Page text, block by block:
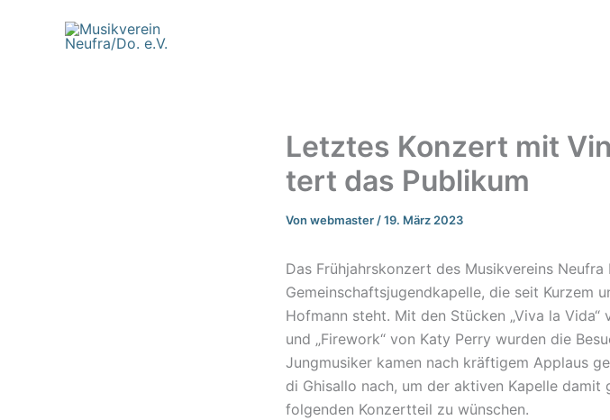
Letz­tes Konzert mit
tert das Publikum
Von webmaster /19. März 2023
Das Früh­jahrs­kon­zert des Musik­ver­eins
Gemein­schafts­ju­gend­ka­pel­le, die seit Kurzem
Hofmann steht. Mit den Stücken „Viva la
und „Fire­work“ von Katy Perry wurden die
Jung­mu­si­ker kamen nach kräf­ti­gem Applaus
di Ghisal­lo nach, um der akti­ven Kapel­le
fol­gen­den Konzert­teil zu wünschen.